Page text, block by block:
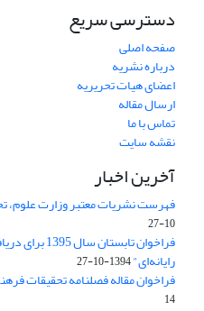
دسترسی سریع
صفحه اصلی
درباره نشریه
اعضای هیات تحریریه
ارسال مقاله
تماس با ما
نقشه سایت
آخرین اخبار
فهرست نشریات معتبر وزارت علوم،
10-27
فراخوان
رایانه‌ای"1394-10-27
فراخوان مقاله فصلنامه تحقیقات فرهنگی
14